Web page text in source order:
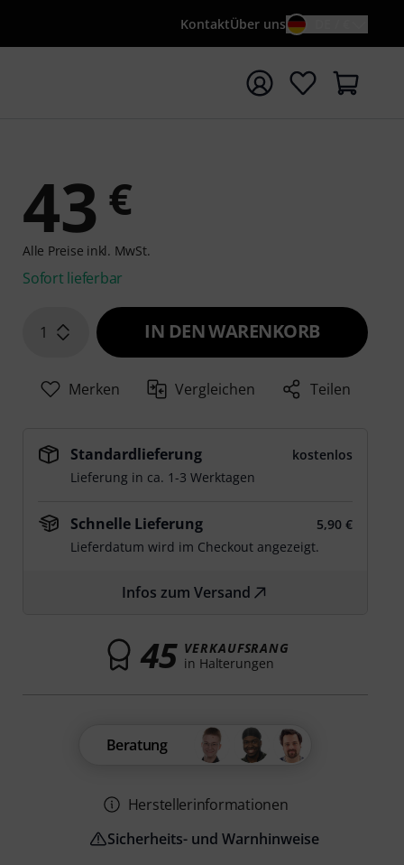
KontaktÜber uns
mit Suchwort {searchTerm} starten
43 €
Alle Preise inkl. MwSt.
Sofort lieferbar
1 IN DEN WARENKORB
Merken Vergleichen Teilen
Standardlieferung
kostenlos
Lieferung in ca. 1-3 Werktagen
Schnelle Lieferung
5,90 €
Lieferdatum wird im Checkout angezeigt.
Infos zum Versand
45 VERKAUFSRANG
in Halterungen
Beratung
Herstellerinformationen
Sicherheits- und Warnhinweise